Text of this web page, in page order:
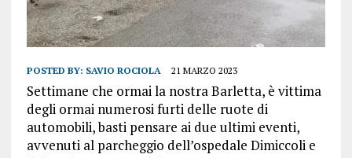
POSTED BY: SAVIO ROCIOLA 21 MARZO 2023
Settimane che ormai la nostra Barletta, è vittima
degli ormai numerosi furti delle ruote di
automobili, basti pensare ai due ultimi eventi,
avvenuti al parcheggio dell’ospedale Dimiccoli e